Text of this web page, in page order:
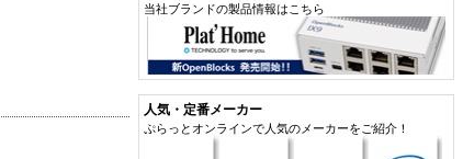
当社ブランドの製品情報はこちら
人気・定番メーカー
ぷらっとオンラインで人気のメーカーをご紹介！